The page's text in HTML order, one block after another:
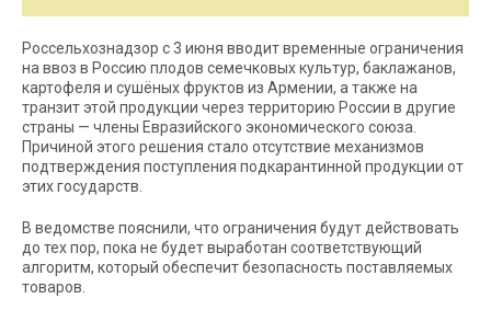
Россельхознадзор с 3 июня вводит временные ограничения
на ввоз в Россию плодов семечковых культур, баклажанов,
картофеля и сушёных фруктов из Армении, а также на
транзит этой продукции через территорию России в другие
страны — члены Евразийского экономического союза.
Причиной этого решения стало отсутствие механизмов
подтверждения поступления подкарантинной продукции от
этих государств.
В ведомстве пояснили, что ограничения будут действовать
до тех пор, пока не будет выработан соответствующий
алгоритм, который обеспечит безопасность поставляемых
товаров.